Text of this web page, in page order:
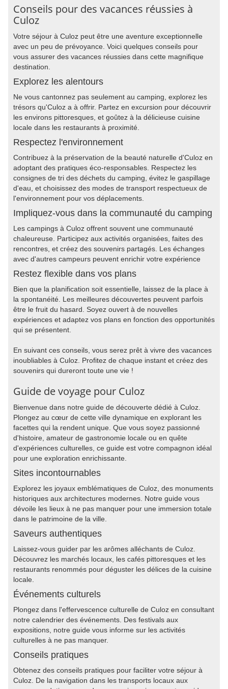
Conseils pour des vacances réussies à
Culoz
Votre séjour à Culoz peut être une aventure exceptionnelle
avec un peu de prévoyance. Voici quelques conseils pour
vous assurer des vacances réussies dans cette magnifique
destination.
Explorez les alentours
Ne vous cantonnez pas seulement au camping, explorez les
trésors qu'Culoz a à offrir. Partez en excursion pour découvrir
les environs pittoresques, et goûtez à la délicieuse cuisine
locale dans les restaurants à proximité.
Respectez l'environnement
Contribuez à la préservation de la beauté naturelle d'Culoz en
adoptant des pratiques éco-responsables. Respectez les
consignes de tri des déchets du camping, évitez le gaspillage
d'eau, et choisissez des modes de transport respectueux de
l'environnement pour vos déplacements.
Impliquez-vous dans la communauté du camping
Les campings à Culoz offrent souvent une communauté
chaleureuse. Participez aux activités organisées, faites des
rencontres, et créez des souvenirs partagés. Les échanges
avec d'autres campeurs peuvent enrichir votre expérience
Restez flexible dans vos plans
Bien que la planification soit essentielle, laissez de la place à
la spontanéité. Les meilleures découvertes peuvent parfois
être le fruit du hasard. Soyez ouvert à de nouvelles
expériences et adaptez vos plans en fonction des opportunités
qui se présentent.
En suivant ces conseils, vous serez prêt à vivre des vacances
inoubliables à Culoz. Profitez de chaque instant et créez des
souvenirs qui dureront toute une vie !
Guide de voyage pour Culoz
Bienvenue dans notre guide de découverte dédié à Culoz.
Plongez au cœur de cette ville dynamique en explorant les
facettes qui la rendent unique. Que vous soyez passionné
d'histoire, amateur de gastronomie locale ou en quête
d'expériences culturelles, ce guide est votre compagnon idéal
pour une exploration enrichissante.
Sites incontournables
Explorez les joyaux emblématiques de Culoz, des monuments
historiques aux architectures modernes. Notre guide vous
dévoile les lieux à ne pas manquer pour une immersion totale
dans le patrimoine de la ville.
Saveurs authentiques
Laissez-vous guider par les arômes alléchants de Culoz.
Découvrez les marchés locaux, les cafés pittoresques et les
restaurants renommés pour déguster les délices de la cuisine
locale.
Événements culturels
Plongez dans l'effervescence culturelle de Culoz en consultant
notre calendrier des événements. Des festivals aux
expositions, notre guide vous informe sur les activités
culturelles à ne pas manquer.
Conseils pratiques
Obtenez des conseils pratiques pour faciliter votre séjour à
Culoz. De la navigation dans les transports locaux aux